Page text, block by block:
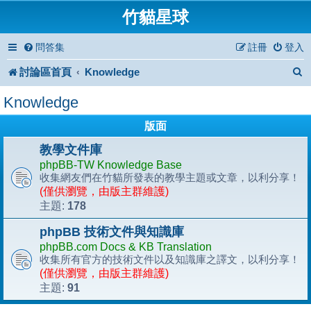
竹貓星球
問答集 登入
註冊
討論區首頁 Knowledge
Knowledge
版面
教學文件庫
phpBB-TW Knowledge Base
收集網友們在竹貓所發表的教學主題或文章，以利分享！
(僅供瀏覽，由版主群維護)
主題: 178
phpBB 技術文件與知識庫
phpBB.com Docs & KB Translation
收集所有官方的技術文件以及知識庫之譯文，以利分享！
(僅供瀏覽，由版主群維護)
主題: 91